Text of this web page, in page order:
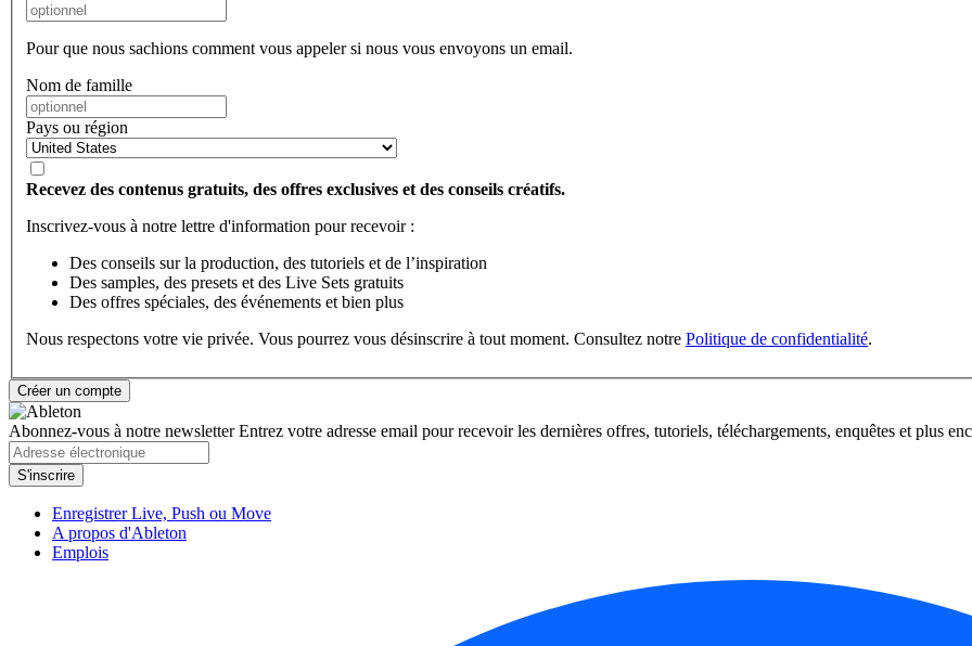
Pour que nous sachions comment vous appeler si nous vous envoyons un email.
Nom de famille
Pays ou région
Recevez des contenus gratuits, des offres exclusives et des conseils créatifs.
Inscrivez-vous à notre lettre d'information pour recevoir :
Des conseils sur la production, des tutoriels et de l’inspiration
Des samples, des presets et des Live Sets gratuits
Des offres spéciales, des événements et bien plus
Nous respectons votre vie privée. Vous pourrez vous désinscrire à tout moment. Consultez notre Politique de confidentialité.
Abonnez-vous à notre newsletterEntrez votre adresse email pour recevoir les dernières offres, tutoriels, téléchargements, enquêtes et plus
Enregistrer Live, Push ou Move
A propos d'Ableton
Emplois